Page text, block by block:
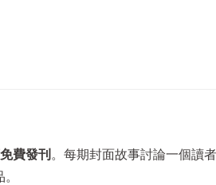
費發刊 。每期封面故事討論一個讀